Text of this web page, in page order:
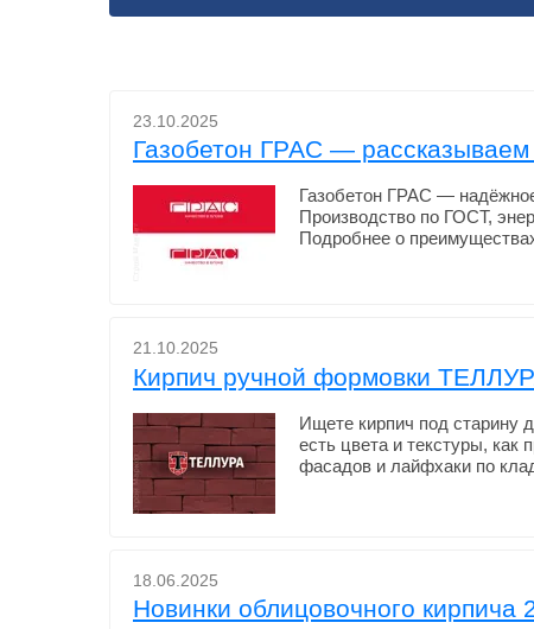
23.10.2025
Газобетон ГРАС —
Газобетон ГРАС —
Производство по ГОСТ,
Подробнее о
21.10.2025
Кирпич ручной формовки
Ищете кирпич под старину
есть цвета и текстуры, как
фасадов и лайфхаки по
18.06.2025
Новинки облицовочного кирпича